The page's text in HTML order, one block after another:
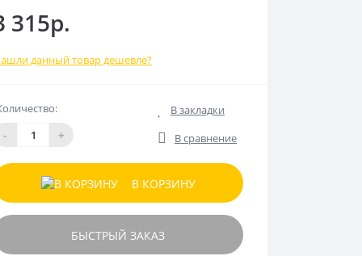
315р.
данный товар дешевле?
- +
В закладки
В сравнение
В КОРЗИНУ
БЫСТРЫЙ ЗАКАЗ